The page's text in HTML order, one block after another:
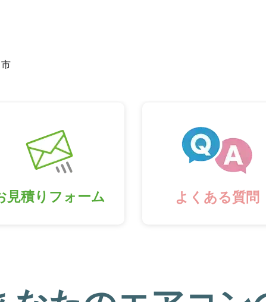
見積りフォーム よくある質問